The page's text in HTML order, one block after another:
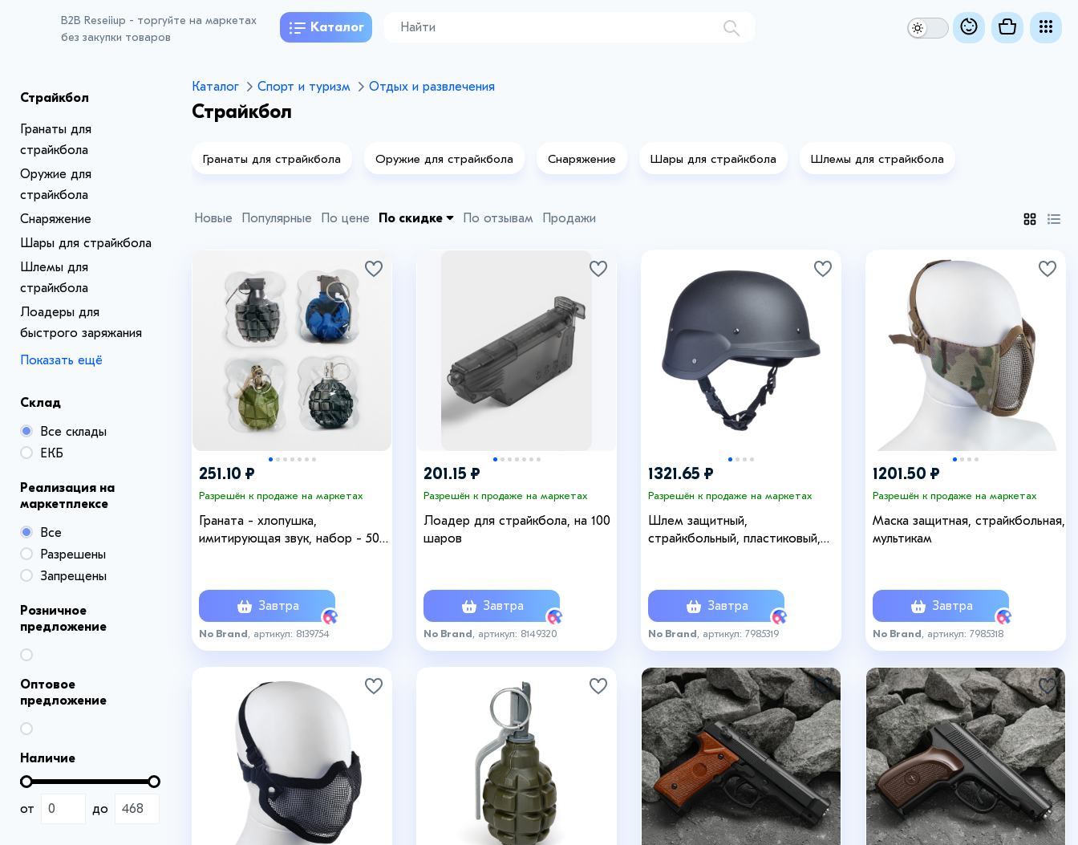
B2B Reseiiup - торгуйте на маркетах
без закупки товаров
Каталог
Страйкбол
Гранаты для
страйкбола
Оружие для
страйкбола
Снаряжение
Шары для страйкбола
Шлемы для
страйкбола
Лоадеры для
быстрого заряжания
Показать ещё
Склад
Все склады
ЕКБ
Реализация на
маркетплексе
Все
Разрешены
Запрещены
Розничное
предложение
Оптовое
предложение
Наличие
от до
Каталог Спорт и туризм Отдых и развлечения
Страйкбол
Гранаты для страйкбола Оружие для страйкбола Снаряжение Шары для страйкбола Шлемы для страйкбола
Лоадеры для быстрого заряжания
Новые Популярные По цене По скидке По отзывам Продажи
251.10 ₽
Разрешён к продаже на маркетах
Граната - хлопушка,
имитирующая звук, набор - 50
Завтра
No Brand , артикул: 8139754
201.15 ₽
Разрешён к продаже на маркетах
Лоадер для страйкбола, на 100
шаров
Завтра
No Brand , артикул: 8149320
1321.65 ₽
Разрешён к продаже на маркетах
Шлем защитный,
страйкбольный, пластиковый,
Завтра
No Brand , артикул: 7985319
1201.50 ₽
Разрешён к продаже на маркетах
Маска защитная, страйкбольная,
мультикам
Завтра
No Brand , артикул: 7985318